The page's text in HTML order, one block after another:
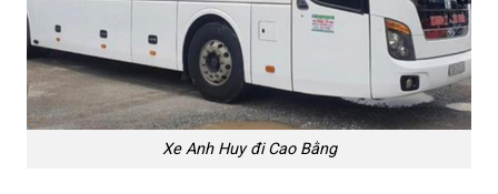
Xe Anh Huy đi Cao Bằng